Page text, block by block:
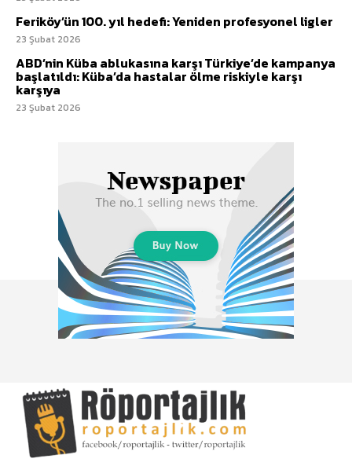
Feriköy’ün 100. yıl hedefi: Yeniden profesyonel ligler
23 Şubat 2026
ABD’nin Küba ablukasına karşı Türkiye’de kampanya
başlatıldı: Küba’da hastalar ölme riskiyle karşı
karşıya
23 Şubat 2026